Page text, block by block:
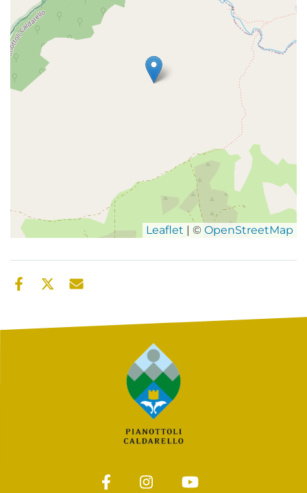
Leaflet | © OpenStreetMap